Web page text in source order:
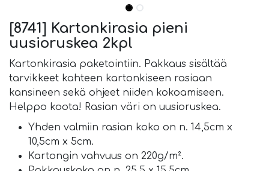
[8741] Kartonkirasia pieni
uusioruskea 2kpl
Kartonkirasia paketointiin. Pakkaus sisältää
tarvikkeet kahteen kartonkiseen rasiaan
kansineen sekä ohjeet niiden kokoamiseen.
Helppo koota! Rasian väri on uusioruskea.
Yhden valmiin rasian koko on n. 14,5cm x
10,5cm x 5cm.
Kartongin vahvuus on 220g/m².